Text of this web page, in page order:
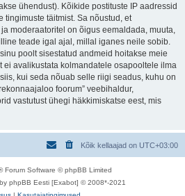
ühendust). Kõikide postituste IP aadressid
tingimuste täitmist. Sa nõustud, et
moderaatoritel on õigus eemaldada, muuta,
teade igal ajal, millal iganes neile sobib.
poolt sisestatud andmeid hoitakse meie
ei avalikustata kolmandatele osapooltele ilma
kui seda nõuab selle riigi seadus, kuhu on
foorum” veebihaldur,
vastutust ühegi häkkimiskatse eest, mis
Kõik kellaajad on UTC+03:00
Forum Software © phpBB Limited
phpBB Eesti [Exabot] © 2008*-2021